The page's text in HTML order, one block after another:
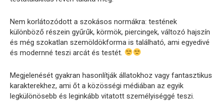
Nem korlátozódott a szokásos normákra: testének
különböző részein gyűrűk, körmök, piercingek, változó hajszín
és még szokatlan szemöldökforma is található, ami egyedivé
és modernné teszi arcát és testét.
Megjelenését gyakran hasonlítják állatokhoz vagy fantasztikus
karakterekhez, ami őt a közösségi médiában az egyik
legkülönösebb és leginkább vitatott személyiséggé teszi.